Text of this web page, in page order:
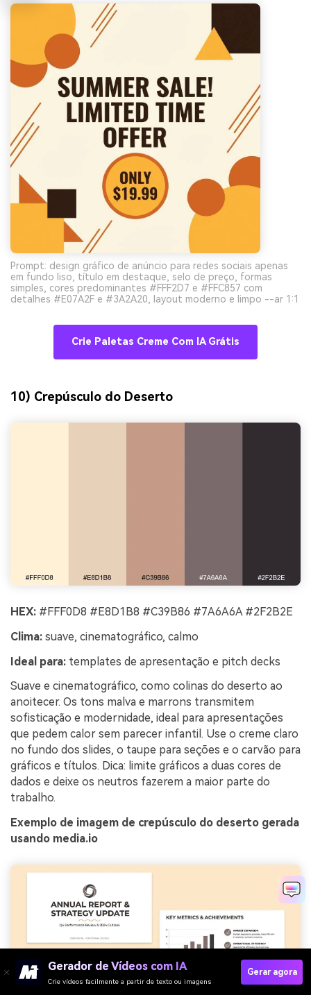
Prompt: design gráfico de anúncio para redes sociais apenas
em fundo liso, título em destaque, selo de preço, formas
simples, cores predominantes #FFF2D7 e #FFC857 com
detalhes #E07A2F e #3A2A20, layout moderno e limpo --ar 1:1
Crie Paletas Creme Com IA Grátis
10) Crepúsculo do Deserto
HEX: #FFF0D8 #E8D1B8 #C39B86 #7A6A6A #2F2B2E
Clima: suave, cinematográfico, calmo
Ideal para: templates de apresentação e pitch decks
Suave e cinematográfico, como colinas do deserto ao
anoitecer. Os tons malva e marrons transmitem
sofisticação e modernidade, ideal para apresentações
que pedem calor sem parecer infantil. Use o creme claro
no fundo dos slides, o taupe para seções e o carvão para
gráficos e títulos. Dica: limite gráficos a duas cores de
dados e deixe os neutros fazerem a maior parte do
trabalho.
Exemplo de imagem de crepúsculo do deserto gerada
usando media.io
Gerador de Vídeos com IA
Crie vídeos facilmente a partir de texto ou imagens
Gerar agora